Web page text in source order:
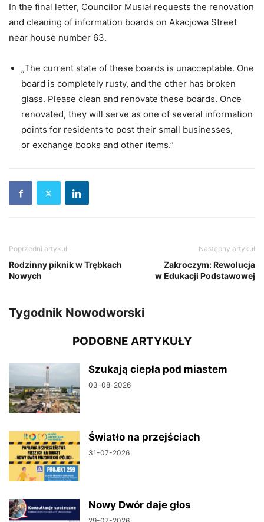
In the final letter, Councilor Musiał requests the renovation
and cleaning of information boards on Akacjowa Street
near house number 63.
„The current state of these boards is unacceptable. One
board is completely rusty, and the other has broken
glass. Please clean and renovate these boards. Once
renovated, they will serve as one of several information
points for residents to post their small businesses,
or exchange books and other items.”
Poprzedni artykuł
Rodzinny piknik w Trębkach
Nowych
Następny artykuł
Zakroczym: Rewolucja
w Edukacji Podstawowej
Tygodnik Nowodworski
PODOBNE ARTYKUŁY
Szukają ciepła pod miastem
03-08-2026
Światło na przejściach
31-07-2026
Nowy Dwór daje głos